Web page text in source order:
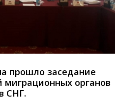
прошло заседание
миграционных органов
СНГ.